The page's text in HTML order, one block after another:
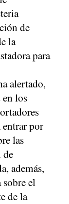
de
la
para
alertado,
en los
entrar por
las
de
además,
el
de la